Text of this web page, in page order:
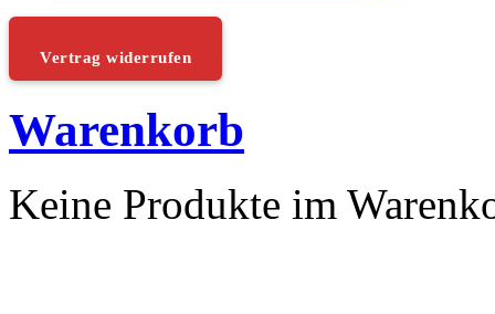
Vertrag widerrufen
Warenkorb
Keine Produkte im